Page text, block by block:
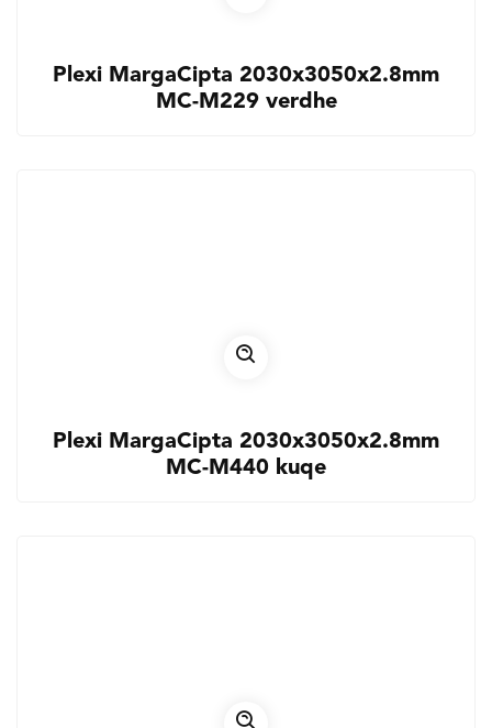
Plexi MargaCipta 2030x3050x2.8mm
MC-M229 verdhe
Plexi MargaCipta 2030x3050x2.8mm
MC-M440 kuqe